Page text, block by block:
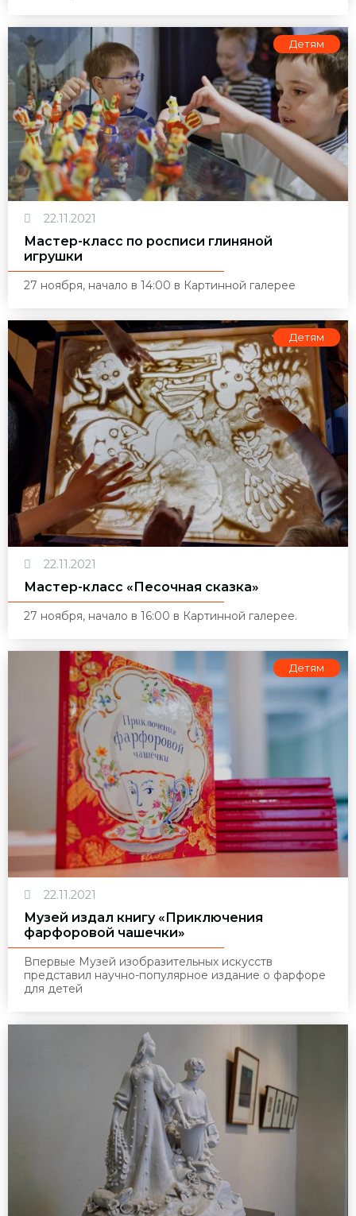
Детям
22.11.2021
Мастер-класс по росписи глиняной
игрушки
27 ноября, начало в 14:00 в Картинной галерее
Детям
22.11.2021
Мастер-класс «Песочная сказка»
27 ноября, начало в 16:00 в Картинной галерее.
Детям
22.11.2021
Музей издал книгу «Приключения
фарфоровой чашечки»
Впервые Музей изобразительных искусств
представил научно-популярное издание о фарфоре
для детей